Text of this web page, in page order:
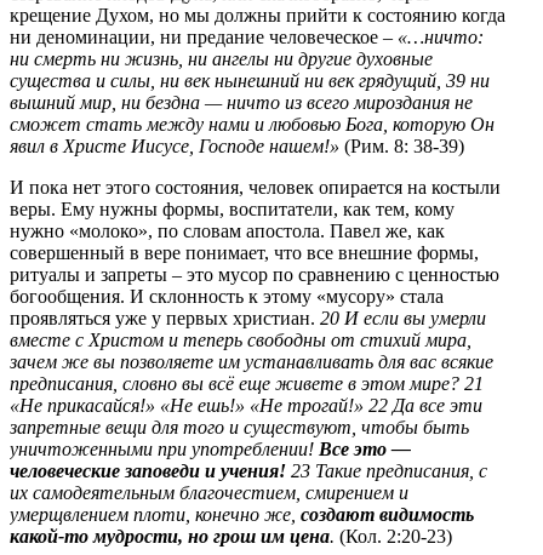
крещение Духом, но мы должны прийти к состоянию когда
ни деноминации, ни предание человеческое – «…ничто:
ни смерть ни жизнь, ни ангелы ни другие духовные
существа и силы, ни век нынешний ни век грядущий, 39 ни
вышний мир, ни бездна — ничто из всего мироздания не
сможет стать между нами и любовью Бога, которую Он
явил в Христе Иисусе, Господе нашем!» (Рим. 8: 38-39)
И пока нет этого состояния, человек опирается на костыли
веры. Ему нужны формы, воспитатели, как тем, кому
нужно «молоко», по словам апостола. Павел же, как
совершенный в вере понимает, что все внешние формы,
ритуалы и запреты – это мусор по сравнению с ценностью
богообщения. И склонность к этому «мусору» стала
проявляться уже у первых христиан. 20 И если вы умерли
вместе с Христом и теперь свободны от стихий мира,
зачем же вы позволяете им устанавливать для вас всякие
предписания, словно вы всё еще живете в этом мире? 21
«Не прикасайся!» «Не ешь!» «Не трогай!» 22 Да все эти
запретные вещи для того и существуют, чтобы быть
уничтоженными при употреблении! Все это —
человеческие заповеди и учения! 23 Такие предписания, с
их самодеятельным благочестием, смирением и
умерщвлением плоти, конечно же, создают видимость
какой‑то мудрости, но грош им цена. (Кол. 2:20-23)